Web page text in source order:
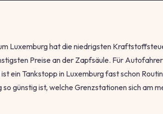
Luxemburg hat die niedrigsten
Preise an der Zapfsäule. Für
ein Tankstopp in Luxemburg fast schon
günstig ist, welche Grenzstationen sich am